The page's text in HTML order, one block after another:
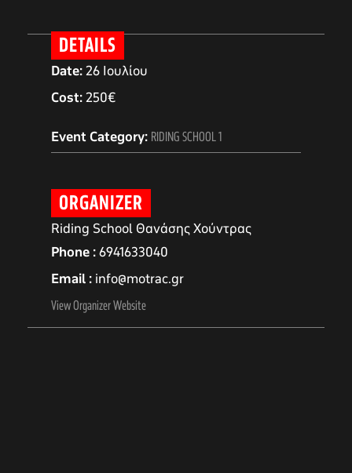
DETAILS
Date:26 Ιουλίου
Cost:250€
Event Category: RIDING SCHOOL 1
ORGANIZER
Riding School Θανάσης Χούντρας
Phone 6941633040
Email info@motrac.gr
View Organizer Website